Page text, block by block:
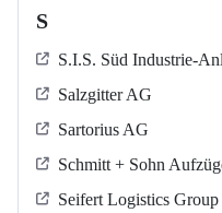
S
S.I.S. Süd Industrie-
Salzgitter AG
Sartorius AG
Schmitt + Sohn
Seifert Logistics Group